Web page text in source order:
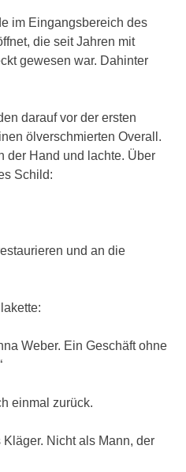
im Eingangsbereich des
die seit Jahren mit
gewesen war. Dahinter
darauf vor der ersten
ölverschmierten Overall.
der Hand und lachte. Über
Schild:
und an die
Weber. Ein Geschäft ohne
einmal zurück.
Nicht als Mann, der